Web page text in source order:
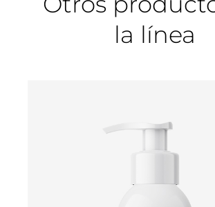
la línea